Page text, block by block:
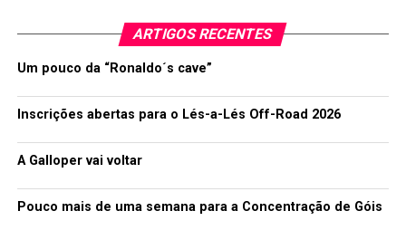
ARTIGOS RECENTES
Um pouco da “Ronaldo´s cave”
Inscrições abertas para o Lés-a-Lés Off-Road 2026
A Galloper vai voltar
Pouco mais de uma semana para a Concentração de Góis